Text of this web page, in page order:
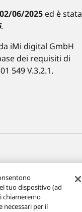
02/06/2025 ed è stata
.
iMi digital GmbH
dei requisiti di
549 V.3.2.1.
sulla Privacy
Accessibilità
tuo dispositivo (ad
chiameremo
necessari per il